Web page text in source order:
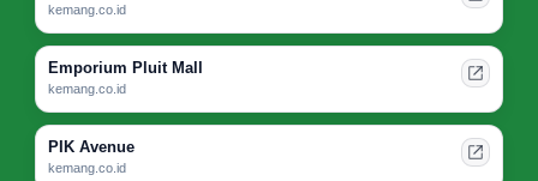
kemang.co.id
Emporium Pluit Mall
kemang.co.id
PIK Avenue
kemang.co.id